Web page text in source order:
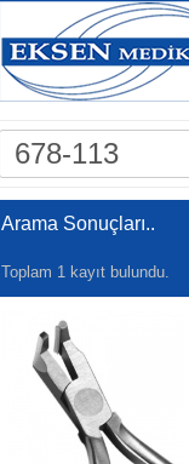
Arama Sonuçları..
Toplam 1 kayıt bulundu.